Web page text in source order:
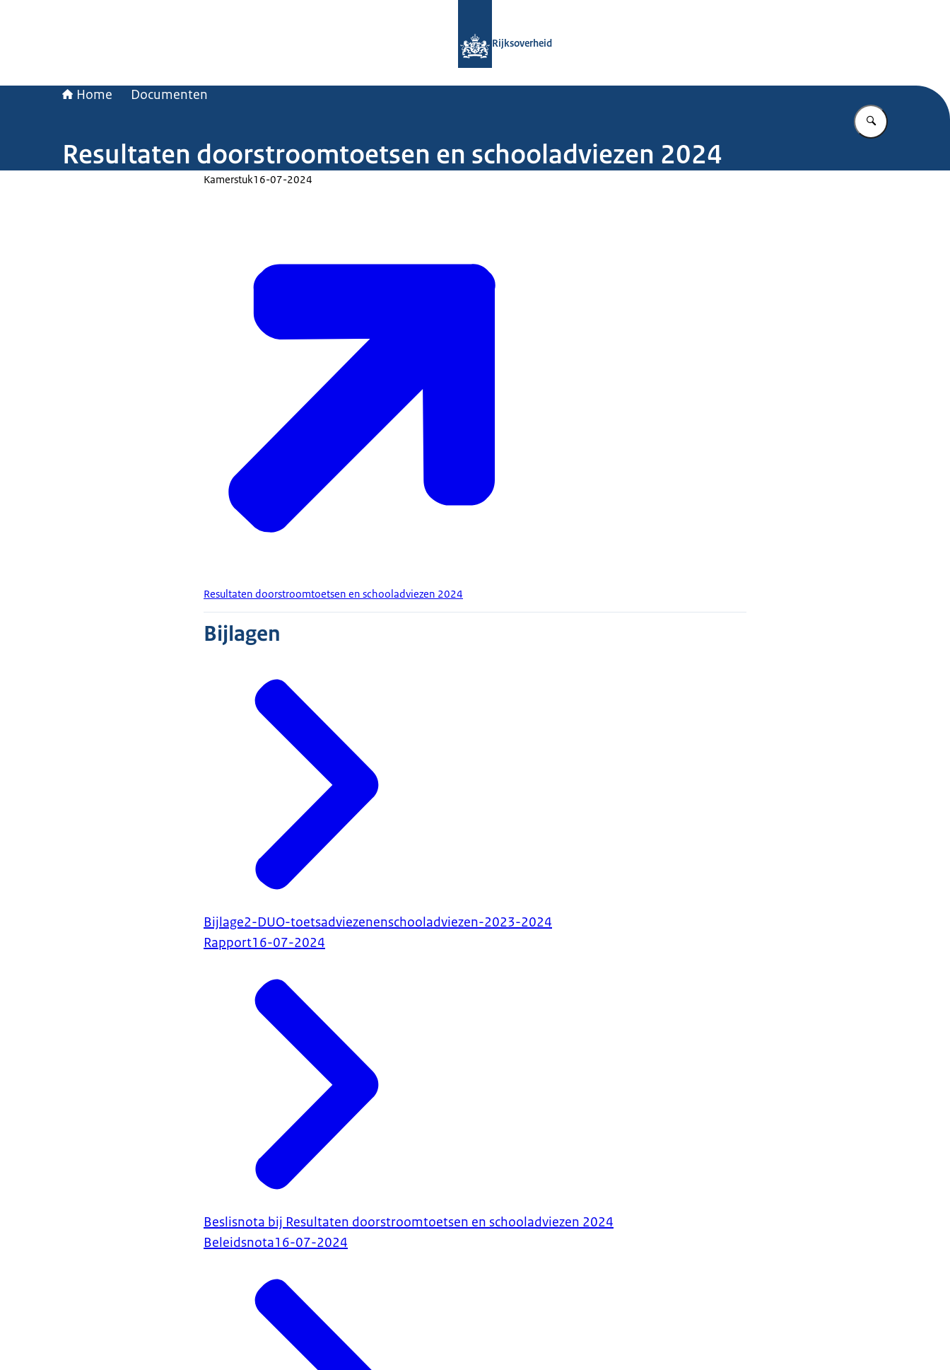
Rijksoverheid
Home Documenten
Vul in wat u
Resultaten doorstroomtoetsen en schooladviezen 2024
Kamerstuk16-07-2024
Resultaten doorstroomtoetsen en schooladviezen 2024
Bijlagen
Bijlage2-DUO-toetsadviezenenschooladviezen-2023-2024
Rapport16-07-2024
Beslisnota bij Resultaten doorstroomtoetsen en schooladviezen 2024
Beleidsnota16-07-2024